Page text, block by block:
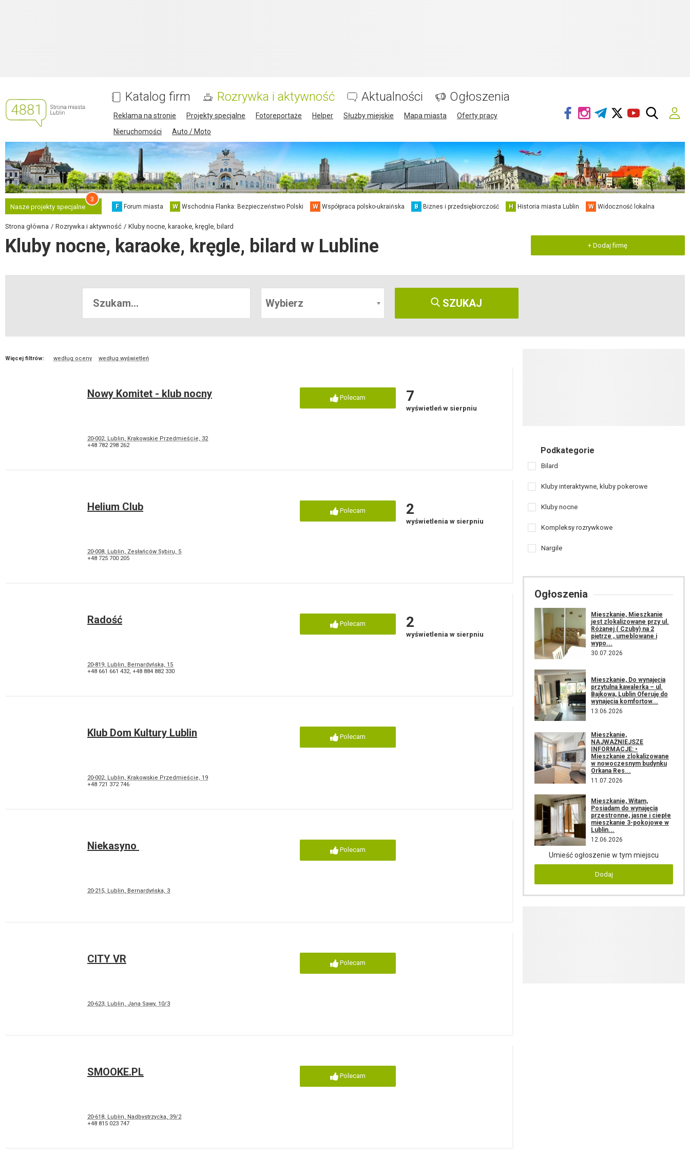
Katalog firm Rozrywka i aktywność Aktualności Ogłoszenia
Reklama na stronie Projekty specjalne Fotoreportaże Helper Służby miejskie Mapa miasta
Oferty pracy
Nieruchomości
Auto / Moto
Nasze projekty specjalne
3
F Forum miasta W Wschodnia Flanka: Bezpieczeństwo Polski W Współpraca polsko-ukraińska B Biznes i przedsiębiorczość H Historia miasta Lublin W Widoczność lokalna
Strona główna Rozrywka i aktywność Kluby nocne, karaoke, kręgle, bilard
Kluby nocne, karaoke, kręgle, bilard w Lubline + Dodaj firmę
Wybierz SZUKAJ
Więcej filtrów: według oceny według wyświetleń
Nowy Komitet - klub nocny
20-002, Lublin, Krakowskie Przedmieście, 32
+48 782 298 262
Polecam 7
wyświetleń w sierpniu
Helium Club
20-008, Lublin, Zesłańców Sybiru, 5
+48 725 700 205
Polecam 2
wyświetlenia w sierpniu
Radość
20-819, Lublin, Bernardyńska, 15
+48 661 661 432, +48 884 882 330
Polecam 2
wyświetlenia w sierpniu
Klub Dom Kultury Lublin
20-002, Lublin, Krakowskie Przedmieście, 19
+48 721 372 746
Polecam
Niekasyno
20-215, Lublin, Bernardyńska, 3
Polecam
CITY VR
20-623, Lublin, Jana Sawy, 10/3
Polecam
SMOOKE.PL
20-618, Lublin, Nadbystrzycka, 39/2
+48 815 023 747
Polecam
Podkategorie
Bilard
Kluby interaktywne, kluby pokerowe
Kluby nocne
Kompleksy rozrywkowe
Nargile
Ogłoszenia
Mieszkanie, Mieszkanie
jest zlokalizowane przy ul.
Różanej ( Czuby) na 2
piętrze , umeblowane i
wypo...
30.07.2026
Mieszkanie, Do wynajęcia
przytulna kawalerka – ul.
Bajkowa, Lublin Oferuję do
wynajęcia komfortow...
13.06.2026
Mieszkanie,
NAJWAŻNIEJSZE
INFORMACJE: •
Mieszkanie zlokalizowane
w nowoczesnym budynku
Orkana Res...
11.07.2026
Mieszkanie, Witam,
Posiadam do wynajęcia
przestronne, jasne i ciepłe
mieszkanie 3-pokojowe w
Lublin...
12.06.2026
Umieść ogłoszenie w tym miejscu
Dodaj